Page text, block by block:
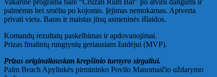
palmėmis bei smėliu po kojomis. Įėjimas nemokamas. Aptverta
privati vieta. Baras ir maistas jūsų asmeninės išlaidos.
Komandų rezultatų paskelbimas ir apdovanojimai.
Prizas finalinių rungtynių geriausiam žaidėjui (MVP).
Prizas originaliausiam krepšinio turnyro sirgaliui.
Palm Beach Apylinkės pirmininko Povilo Manomaičio uždarymo